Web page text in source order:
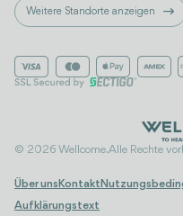
Weitere Standorte anzeigen
© 2026 Wellcome. Alle Rechte
Über uns Kontakt
Aufklärungstext